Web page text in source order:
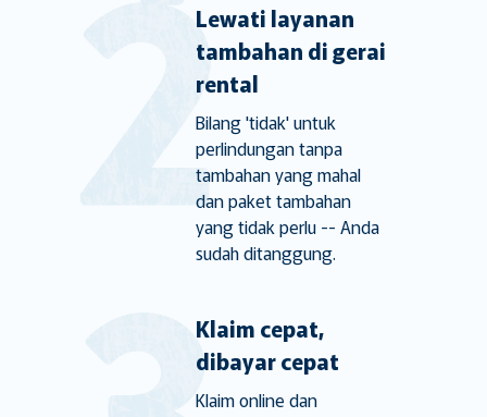
Lewati layanan
tambahan di gerai
rental
Bilang 'tidak' untuk
perlindungan tanpa
tambahan yang mahal
dan paket tambahan
yang tidak perlu -- Anda
sudah ditanggung.
Klaim cepat,
dibayar cepat
Klaim online dan